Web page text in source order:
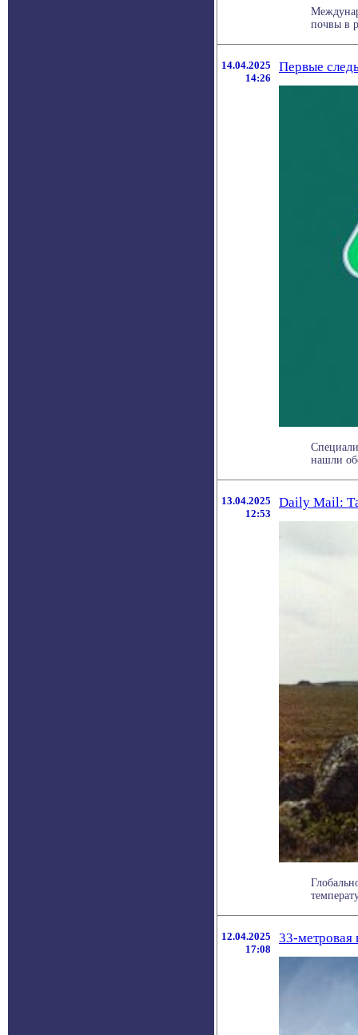
почвы в
14.04.2025
14:26
Первые
нашли
13.04.2025
12:53
Daily Mail:
12.04.2025
17:08
33-метровая